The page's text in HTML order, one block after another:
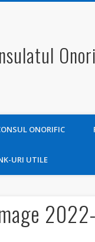
ONORIFIC
URI UTILE